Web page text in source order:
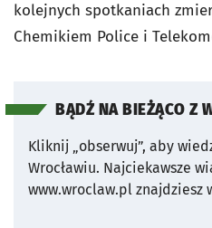
kolejnych spotkaniach
Chemikiem Police i
BĄDŹ NA BIEŻĄCO Z
Kliknij „obserwuj”, aby
Wrocławiu. Najciekawsze
www.wroclaw.pl znajdziesz